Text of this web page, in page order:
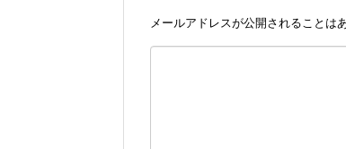
メールアドレスが公開されることは